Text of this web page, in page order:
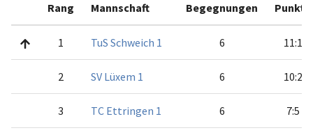
Rang Mannschaft Begegnungen Punkte
1 TuS Schweich 1 6 11:1
2 SV Lüxem 1 6 10:2
3 TC Ettringen 1 6 7:5